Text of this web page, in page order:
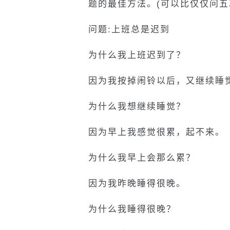
题的最佳方法。(可以比仅仅问
问题:上班总是迟到
为什么我上班迟到了？
因为我按掉闹铃以后，又继续睡
为什么我想继续睡觉？
因为早上我感觉很累，起不来。
为什么我早上会那么累？
因为我昨晚睡得很晚。
为什么我睡得很晚？